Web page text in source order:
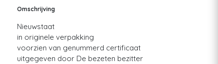
Omschrijving
Nieuwstaat
in originele verpakking
voorzien van genummerd certificaat
uitgegeven door De bezeten bezitter